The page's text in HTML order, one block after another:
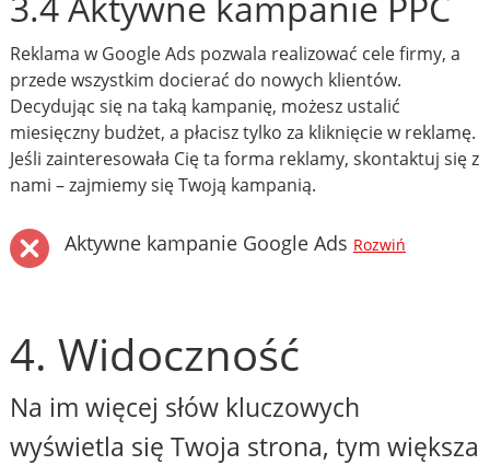
Reklama w Google Ads pozwala realizować cele firmy, a
przede wszystkim docierać do nowych klientów.
Decydując się na taką kampanię, możesz ustalić
miesięczny budżet, a płacisz tylko za kliknięcie w reklamę.
Jeśli zainteresowała Cię ta forma reklamy, skontaktuj się z
nami – zajmiemy się Twoją kampanią.
Aktywne kampanie Google Ads Rozwiń
4. Widoczność
Na im więcej słów kluczowych
wyświetla się Twoja strona, tym większa